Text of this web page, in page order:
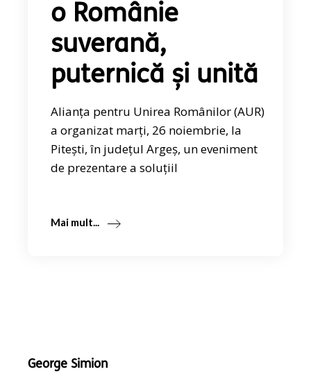
o Românie
suverană,
puternică și unită
Alianța pentru Unirea Românilor (AUR)
a organizat marți, 26 noiembrie, la
Pitești, în județul Argeș, un eveniment
de prezentare a soluțiil
Mai mult...
George Simion